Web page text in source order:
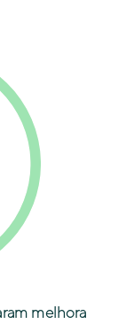
melhora